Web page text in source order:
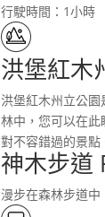
行駛時間：1小時
洪堡紅木
洪堡紅木州立公
林中，您可以在
對不容錯過的景點
神木步道
漫步在森林步道